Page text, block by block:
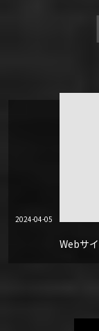
2024-04-05
Webサ